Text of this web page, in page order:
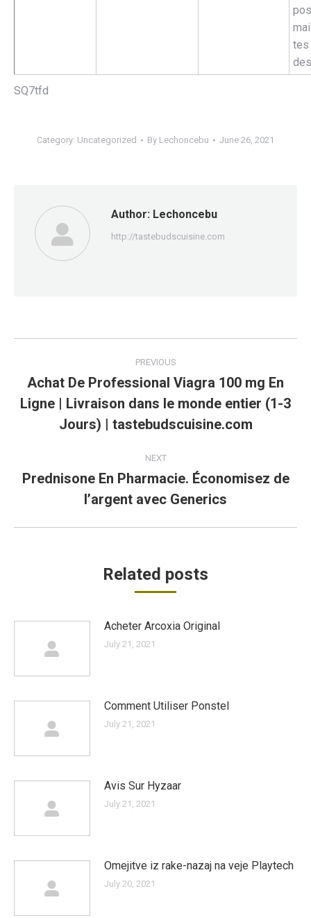
tes
SQ7tfd
Category: Uncategorized By Lechoncebu June 26, 2021
Author: Lechoncebu
http://tastebudscuisine.com
navigation
PREVIOUS
Previous
post:
Achat De Professional Viagra 100 mg En
Ligne | Livraison dans le monde entier (1-3
Jours) | tastebudscuisine.com
NEXT
post:
Prednisone En Pharmacie. Économisez de
l’argent avec Generics
Related posts
Acheter Arcoxia Original
July 21, 2021
Comment Utiliser Ponstel
July 21, 2021
Avis Sur Hyzaar
July 21, 2021
Omejitve iz rake-nazaj na veje Playtech
July 20, 2021